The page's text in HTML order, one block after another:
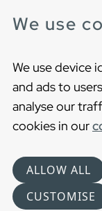
We use
We use device
and ads to
analyse our
cookies in our
ALLOW ALL
CUSTOMISE